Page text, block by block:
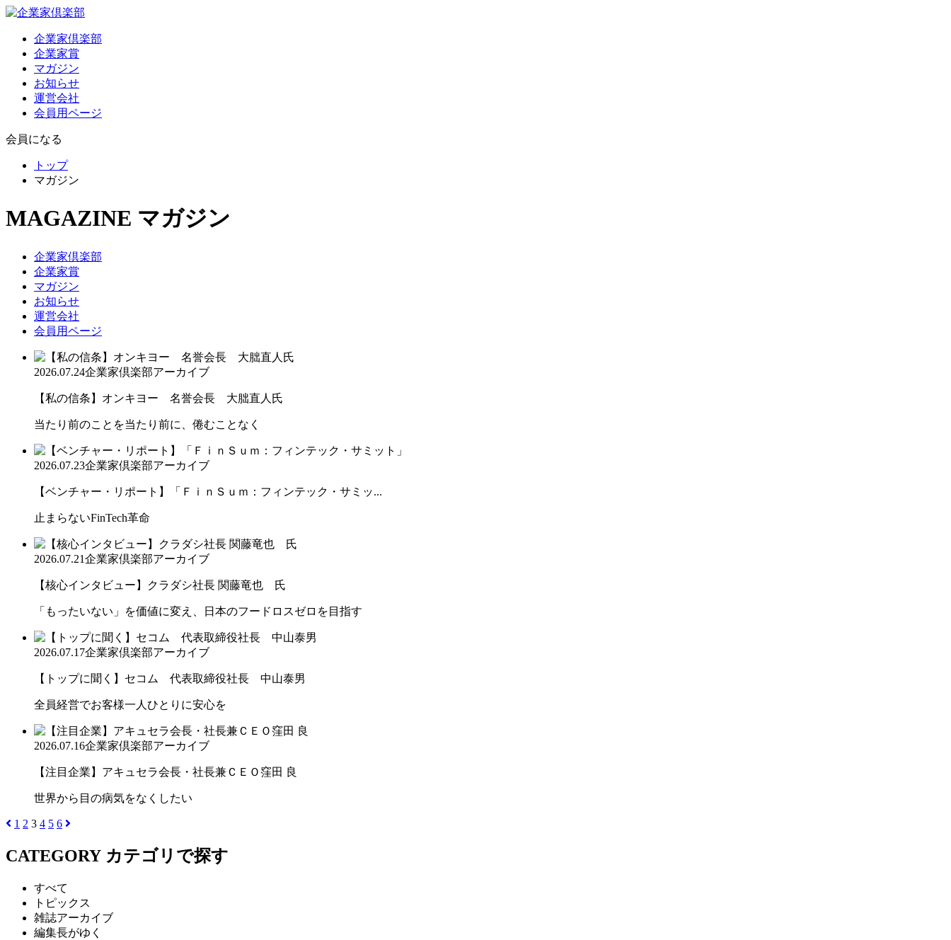
企業家倶楽部
企業家賞
マガジン
お知らせ
運営会社
会員用ページ
会員になる
トップ
マガジン
MAGAZINE マガジン
企業家倶楽部
企業家賞
マガジン
お知らせ
運営会社
会員用ページ
2026.07.24企業家倶楽部アーカイブ
【私の信条】オンキヨー 名誉会長 大朏直人氏
当たり前のことを当たり前に、倦むことなく
2026.07.23企業家倶楽部アーカイブ
【ベンチャー・リポート】「ＦｉｎＳｕｍ：フィンテック・サミッ...
止まらないFinTech革命
2026.07.21企業家倶楽部アーカイブ
【核心インタビュー】クラダシ社長 関藤竜也 氏
「もったいない」を価値に変え、日本のフードロスゼロを目指す
2026.07.17企業家倶楽部アーカイブ
【トップに聞く】セコム 代表取締役社長 中山泰男
全員経営でお客様一人ひとりに安心を
2026.07.16企業家倶楽部アーカイブ
【注目企業】アキュセラ会長・社長兼ＣＥＯ窪田 良
世界から目の病気をなくしたい
1 2 3 4 5 6
CATEGORY カテゴリで探す
すべて
トピックス
雑誌アーカイブ
編集長がゆく